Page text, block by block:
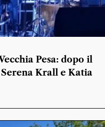
Pesa: dopo il
Krall e Katia